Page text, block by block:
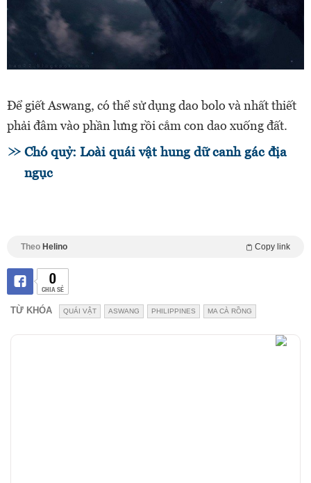
Để giết Aswang, có thể sử dụng dao bolo và nhất thiết
phải đâm vào phần lưng rồi cắm con dao xuống đất.
Chó quỷ: Loài quái vật hung dữ canh gác địa
ngục
Theo Helino Copy link
0
CHIA SẺ
TỪ KHÓA QUÁI VẬT ASWANG PHILIPPINES MA CÀ RỒNG